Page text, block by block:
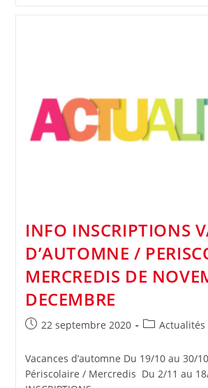
INFO INSCRIPTIONS
D’AUTOMNE /
MERCREDIS DE
DECEMBRE
Publication
22 septembre 2020
PostActualités
Vacances d’automne Du 19/10 au 30/
Périscolaire / Mercredis Du 2/11 au